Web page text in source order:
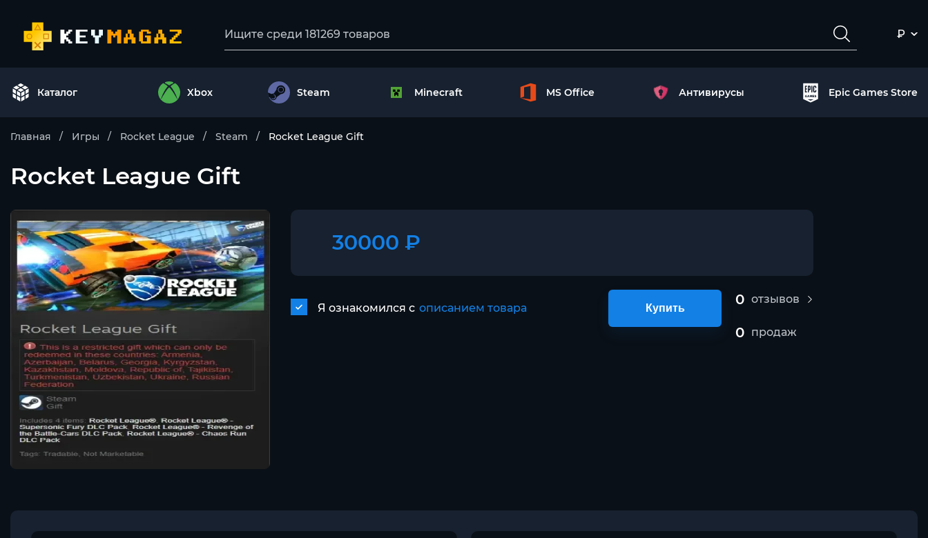
₽
Каталог Xbox Steam Minecraft MS Office Антивирусы Epic Games Store
Главная Игры Rocket League Steam Rocket League Gift
Rocket League Gift
30000 ₽
Я ознакомился с описанием товара Купить
0 отзывов
0 продаж